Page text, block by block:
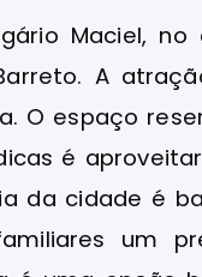
Maciel,
A
O espaço
é
da cidade é
um